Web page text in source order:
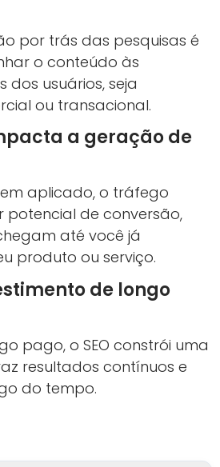
por trás das pesquisas é
o conteúdo às
dos usuários, seja
ou transacional.
a geração de
aplicado, o tráfego
de conversão,
até você já
produto ou serviço.
de longo
pago, o SEO constrói uma
resultados contínuos e
do tempo.